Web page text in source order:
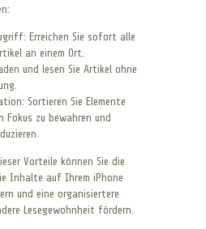
Erreichen Sie sofort alle
an einem Ort.
und lesen Sie Artikel ohne
Sortieren Sie Elemente
Fokus zu bewahren und
Vorteile können Sie die
Inhalte auf Ihrem iPhone
und eine organisiertere
Lesegewohnheit fördern.